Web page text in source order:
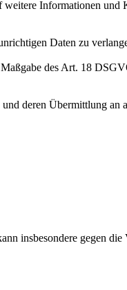
Informationen und
Daten zu
des Art. 18
deren Übermittlung an
insbesondere gegen